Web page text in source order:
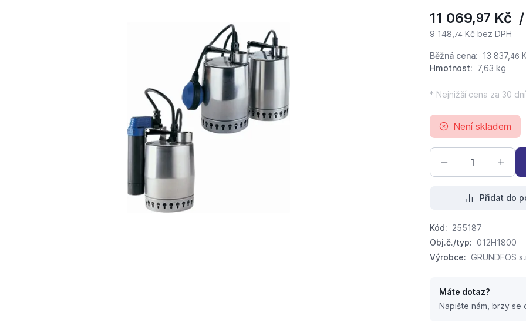
11 069,97 Kč
9 148, 74 Kč bez DPH
Běžná cena: 13 837, 46
Hmotnost: 7,63 kg
* Nejnižší cena za 30 dní
Není skladem
Přidat do
Kód: 255187
Obj.č./typ: 012H1800
Výrobce: GRUNDFOS
Máte dotaz?
Napište nám, brzy se